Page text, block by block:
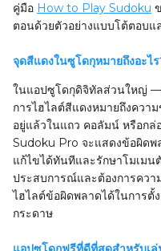
คู่มือ How to Play Sudoku
ตอนด้วยตัวอย่างแบบโต้ตอบ
จุดสีแดงในซูโดกุหมายถึงอะไร
ในแอปซูโดกุดิจิทัลส่วนใหญ่
การไฮไลต์สีแดงหมายถึงควา
อยู่แล้วในแถว คอลัมน์ หรือก
Sudoku Pro จะแสดงข้อผิดพ
แก้ไขได้ทันทีและรักษาโมเมน
ประสบการณ์และต้องการคว
ไฮไลต์ข้อผิดพลาดได้ในการตั้
กระดาษ